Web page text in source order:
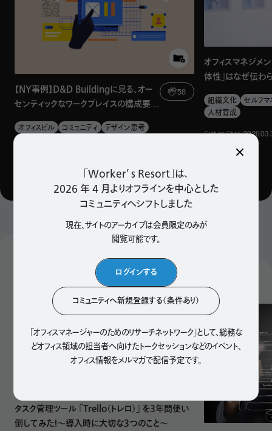
「Worker’ s Resort」は、
2026 年 4 月よりオフラインを中心とした
コミュニティへシフトしました
現在、サイトのアーカイブは会員限定のみが
閲覧可能です。
ログインする
コミュニティへ新規登録する（条件あり）
「オフィスマネージャーのためのリサーチネットワーク」として、総務な
どオフィス領域の担当者へ向けたトークセッションなどのイベント、
オフィス情報をメルマガで配信予定です。
のだろうか？ 正木氏は、社会心理学の分野で広く知られ
ている「ホフステードの6次元モデル」*¹
The Culture Factor「国民文化」
このモデルは、国による価値観の違いを6つの軸で表現した
れの軸のどこに位置づけられるかによって、各国の文化の
特徴を読み取ることができる。
ホフステードの6次元モデルの概要 （「The Culture Factor」のサイトなど
この軸は、国ごとの文化だけでなく、組織文化の特徴を考え
るときにも有用だ。たとえば、チームでの協働を重んじる集
団主義の傾向にあるか、個人の成果を評価する個人主義の
色が強いかは、会社によって方針の違いが見られるだろう。
こうした組織の文化は、必ずしも明文化されているとは限ら
「なんとなくそういう雰囲気がある」というレベルで広まって
いることも多い。
【NY事例】D&D Buildingに見る、オー
センティックなワークプレイスの構成要
素。「働く姿」が場の価値に
58
オフィスビル コミュニティ
デザイン思考
オフィスマネジメン
体性」はなぜ伝わ
語る、総務がもっ
組織文化
セルフマ
人材育成
Culture, Style,
Popular Articles
タスク管理ツール 「Trello（トレロ）」 を3年間使い
倒してみた！～導入時に大切な3つのこと～